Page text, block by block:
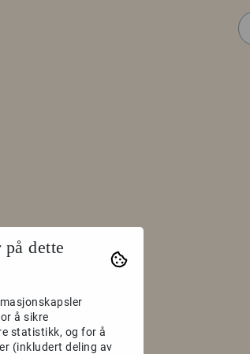
dette
å sikre
statistikk, og for å
(inkludert deling av